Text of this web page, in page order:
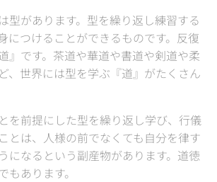
型があります。型を繰り返し練習する
につけることができるものです。反復
』です。茶道や華道や書道や剣道や柔
、世界には型を学ぶ『道』がたくさん
を前提にした型を繰り返し学び、行儀
とは、人様の前でなくても自分を律す
になるという副産物があります。道徳
もあります。